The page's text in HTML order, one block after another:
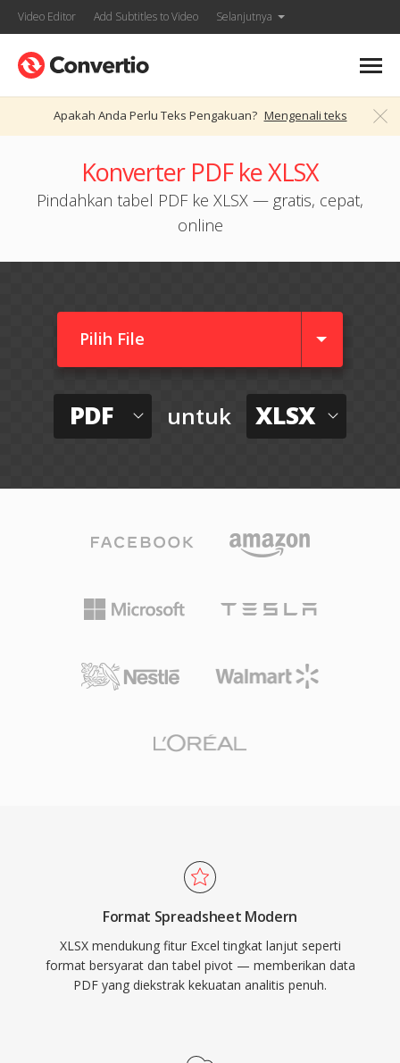
Video Editor Add Subtitles to Video Selanjutnya
Apakah Anda Perlu Teks Pengakuan? Mengenali teks
Konverter PDF ke XLSX
Pindahkan tabel PDF ke XLSX — gratis, cepat,
online
Pilih File
PDF untuk XLSX
Format Spreadsheet Modern
XLSX mendukung fitur Excel tingkat lanjut seperti
format bersyarat dan tabel pivot — memberikan data
PDF yang diekstrak kekuatan analitis penuh.